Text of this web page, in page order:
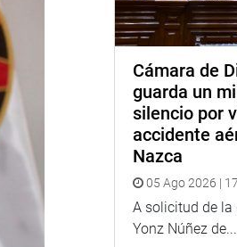
Cámara de
guarda un
silencio por
accidente
Nazca
05 Ago 2026 |
A solicitud de
Yonz Núñez de...